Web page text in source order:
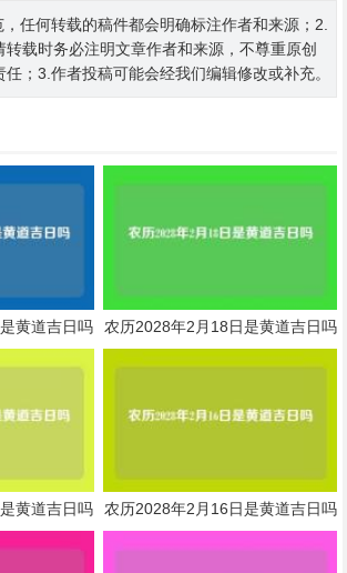
任何转载的稿件都会明确标注作者和来源；2.
载时务必注明文章作者和来源，不尊重原创
；3.作者投稿可能会经我们编辑修改或补充。
黄道吉日吗 农历2028年2月18日是黄道吉日吗
黄道吉日吗 农历2028年2月16日是黄道吉日吗